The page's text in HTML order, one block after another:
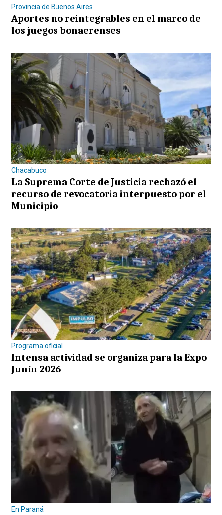
Provincia de Buenos Aires
Aportes no reintegrables en el marco de
los juegos bonaerenses
Chacabuco
La Suprema Corte de Justicia rechazó el
recurso de revocatoria interpuesto por el
Municipio
Programa oficial
Intensa actividad se organiza para la Expo
Junín 2026
En Paraná